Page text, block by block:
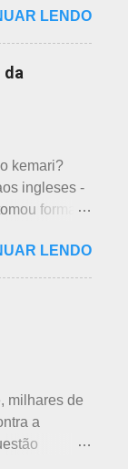
instituições
A pref...
ruins. Nos
eram
Yaku,
ou má sorte
tradução
Google,
Embora
encontrei
" shi ") e 9
causa da
também,
7 é
quase
Este
termos,
do mundo,
7 cores, 7
em 7
após o
descobri
LENDO
da
kemari?
ingleses -
forma -
povos dos
já
há
sempre
Longe
no gosto
O
lugar. A
LENDO
milhares de
a